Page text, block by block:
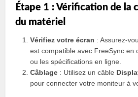
Étape 1 : Vérification de la
du matériel
Vérifiez votre écran : Assurez-
est compatible avec FreeSync en
ou les spécifications en ligne.
Câblage : Utilisez un câble
pour connecter votre moniteur à